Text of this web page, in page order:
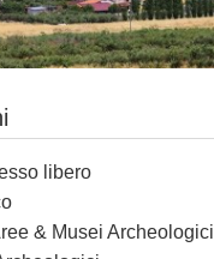
libero
& Musei Archeologici